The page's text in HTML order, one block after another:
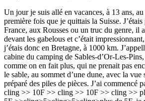
Un jour je suis allé en vacances, à 13 ans,
première fois que je quittais la Suisse. J’étais
France, aux Rousses ou un truc du genre, il
devant les gabelous et c’était
j’étais donc en Bretagne, à 1000 km.
cabine du camping de Sables-d’Or-Les-
comme on en fait plus, qui ne prenait pas
le sable, au sommet d’une dune, avec la vue
préparé des piles de pièces. J’ai commencé
cling >> 10F >> cling >> 10F >> cling >>